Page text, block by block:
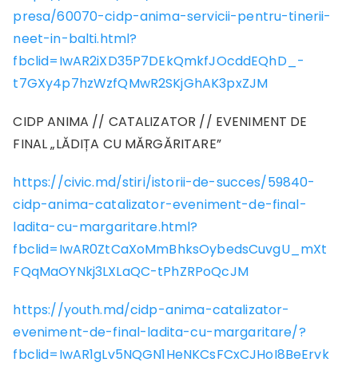
presa/60070-cidp-anima-servicii-pentru-tinerii-
neet-in-balti.html?
fbclid=IwAR2iXD35P7DEkQmkfJOcddEQhD_-
t7GXy4p7hzWzfQMwR2SKjGhAK3pxZJM
CIDP ANIMA // CATALIZATOR // EVENIMENT DE
FINAL „LĂDIȚA CU MĂRGĂRITARE”
https://civic.md/stiri/istorii-de-succes/59840-
cidp-anima-catalizator-eveniment-de-final-
ladita-cu-margaritare.html?
fbclid=IwAR0ZtCaXoMmBhksOybedsCuvgU_mXt
FQqMaOYNkj3LXLaQC-tPhZRPoQcJM
https://youth.md/cidp-anima-catalizator-
eveniment-de-final-ladita-cu-margaritare/?
fbclid=IwAR1gLv5NQGN1HeNKCsFCxCJHoI8BeErvk